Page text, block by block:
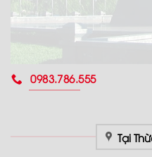
0983.786.555
Tại